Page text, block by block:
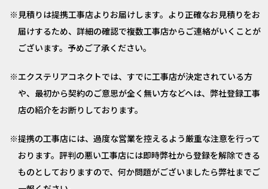
見積りは提携工事店よりお届けします。より正確なお見積りをお
届けするため、詳細の確認で複数工事店からご連絡がいくことが
ございます。予めご了承ください。
エクステリアコネクトでは、すでに工事店が決定されている方
や、最初から契約のご意思が全く無い方などへは、弊社登録工事
店の紹介をお断りしております。
提携の工事店には、過度な営業を控えるよう厳重な注意を行って
おります。評判の悪い工事店には即時弊社から登録を解除できる
ものとしておりますので、何か問題がございましたら弊社までご